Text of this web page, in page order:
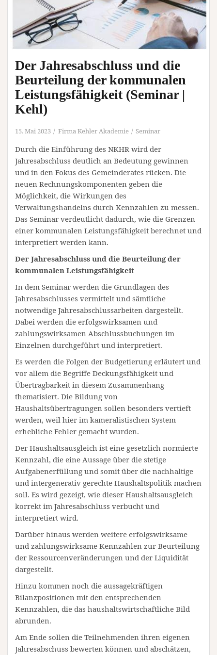
Der Jahresabschluss und die
Beurteilung der kommunalen
Leistungsfähigkeit (Seminar |
Kehl)
15. Mai 2023 Firma Kehler Akademie Seminar
Durch die Einführung des NKHR wird der
Jahresabschluss deutlich an Bedeutung gewinnen
und in den Fokus des Gemeinderates rücken. Die
neuen Rechnungskomponenten geben die
Möglichkeit, die Wirkungen des
Verwaltungshandelns durch Kennzahlen zu messen.
Das Seminar verdeutlicht dadurch, wie die Grenzen
einer kommunalen Leistungsfähigkeit berechnet und
interpretiert werden kann.
Der Jahresabschluss und die Beurteilung der
kommunalen Leistungsfähigkeit
In dem Seminar werden die Grundlagen des
Jahresabschlusses vermittelt und sämtliche
notwendige Jahresabschlussarbeiten dargestellt.
Dabei werden die erfolgswirksamen und
zahlungswirksamen Abschlussbuchungen im
Einzelnen durchgeführt und interpretiert.
Es werden die Folgen der Budgetierung erläutert und
vor allem die Begriffe Deckungsfähigkeit und
Übertragbarkeit in diesem Zusammenhang
thematisiert. Die Bildung von
Haushaltsübertragungen sollen besonders vertieft
werden, weil hier im kameralistischen System
erhebliche Fehler gemacht wurden.
Der Haushaltsausgleich ist eine gesetzlich normierte
Kennzahl, die eine Aussage über die stetige
Aufgabenerfüllung und somit über die nachhaltige
und intergenerativ gerechte Haushaltspolitik machen
soll. Es wird gezeigt, wie dieser Haushaltsausgleich
korrekt im Jahresabschluss verbucht und
interpretiert wird.
Darüber hinaus werden weitere erfolgswirksame
und zahlungswirksame Kennzahlen zur Beurteilung
der Ressourcenveränderungen und der Liquidität
dargestellt.
Hinzu kommen noch die aussagekräftigen
Bilanzpositionen mit den entsprechenden
Kennzahlen, die das haushaltswirtschaftliche Bild
abrunden.
Am Ende sollen die Teilnehmenden ihren eigenen
Jahresabschuss bewerten können und abschätzen,